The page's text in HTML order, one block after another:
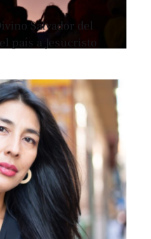
Salvador del
país a Jesucristo